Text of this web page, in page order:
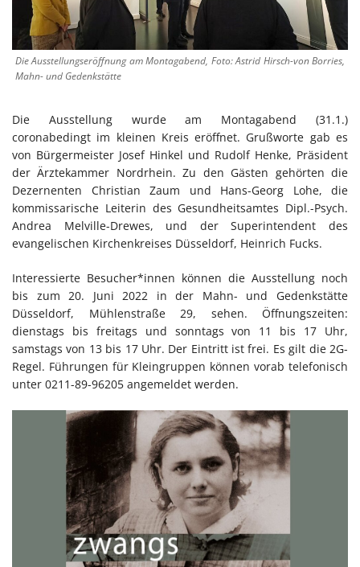
Die Ausstellungseröffnung am Montagabend, Foto: Astrid Hirsch-von Borries,
Mahn- und Gedenkstätte
Die Ausstellung wurde am Montagabend (31.1.)
coronabedingt im kleinen Kreis eröffnet. Grußworte gab es
von Bürgermeister Josef Hinkel und Rudolf Henke, Präsident
der Ärztekammer Nordrhein. Zu den Gästen gehörten die
Dezernenten Christian Zaum und Hans-Georg Lohe, die
kommissarische Leiterin des Gesundheitsamtes Dipl.-Psych.
Andrea Melville-Drewes, und der Superintendent des
evangelischen Kirchenkreises Düsseldorf, Heinrich Fucks.
Interessierte Besucher*innen können die Ausstellung noch
bis zum 20. Juni 2022 in der Mahn- und Gedenkstätte
Düsseldorf, Mühlenstraße 29, sehen. Öffnungszeiten:
dienstags bis freitags und sonntags von 11 bis 17 Uhr,
samstags von 13 bis 17 Uhr. Der Eintritt ist frei. Es gilt die 2G-
Regel. Führungen für Kleingruppen können vorab telefonisch
unter 0211-89-96205 angemeldet werden.